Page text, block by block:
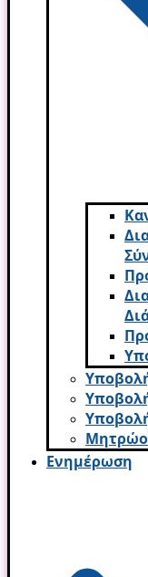
Μητρώο
Ενημέρωση